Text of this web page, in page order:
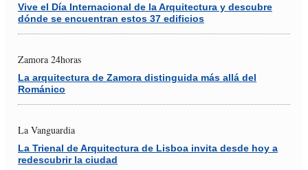
Vive el Día Internacional de la Arquitectura y descubre
dónde se encuentran estos 37 edificios
Zamora 24horas
La arquitectura de Zamora distinguida más allá del
Románico
La Vanguardia
La Trienal de Arquitectura de Lisboa invita desde hoy a
redescubrir la ciudad